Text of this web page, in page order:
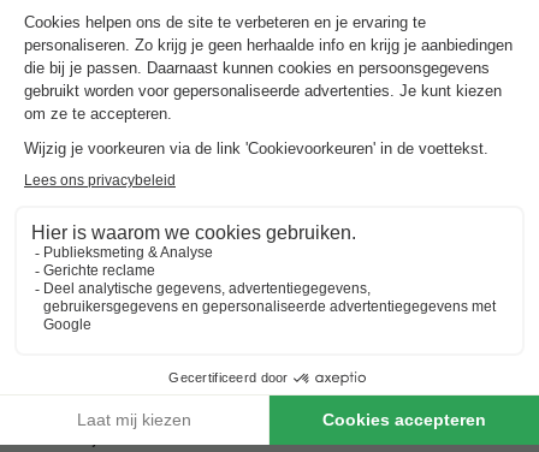
Frankrijk - Poitou-charentes - Morton
Beste aanbieding
-14%
€ 390
Verblijven met zwembad rond
Chinon.
Beste aanbieding voor 3 overnachtingen
Center Parcs Le Bois aux Daims